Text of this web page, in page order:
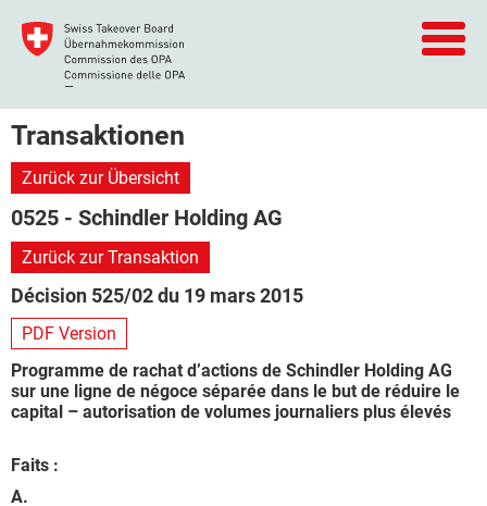
Transaktionen
Zurück zur Übersicht
0525 - Schindler Holding AG
Zurück zur Transaktion
Décision 525/02 du 19 mars 2015
PDF Version
Programme de rachat d’actions de Schindler Holding AG
sur une ligne de négoce séparée dans le but de réduire le
capital – autorisation de volumes journaliers plus élevés
Faits :
A.